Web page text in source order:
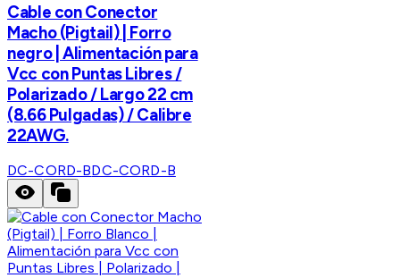
Cable con Conector
Macho (Pigtail) | Forro
negro | Alimentación para
Vcc con Puntas Libres /
Polarizado / Largo 22 cm
(8.66 Pulgadas) / Calibre
22AWG.
DC-CORD-BDC-CORD-B